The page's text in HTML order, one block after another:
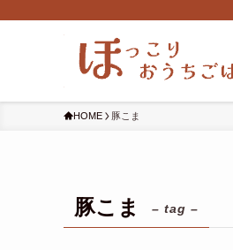
HOME 豚こま
豚こま – tag –